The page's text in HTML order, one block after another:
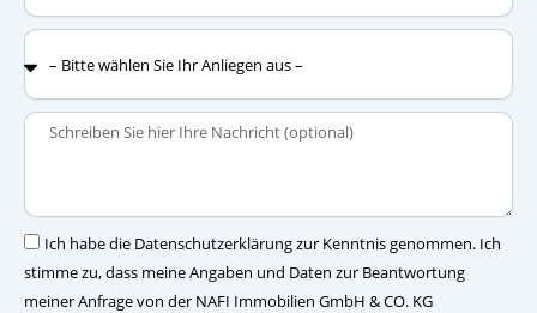
–
Bitte
Sie
Ihr
Nachricht
Einwilligung
Ich habe die Datenschutzerklärung zur Kenntnis genommen. Ich
stimme zu, dass meine Angaben und Daten zur Beantwortung
meiner Anfrage von der NAFI Immobilien GmbH & CO. KG